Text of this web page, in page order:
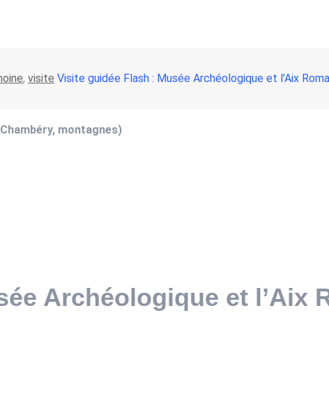
, visite Visite guidée Flash : Musée Archéologique et l’Aix
montagnes)
Archéologique et l’Aix